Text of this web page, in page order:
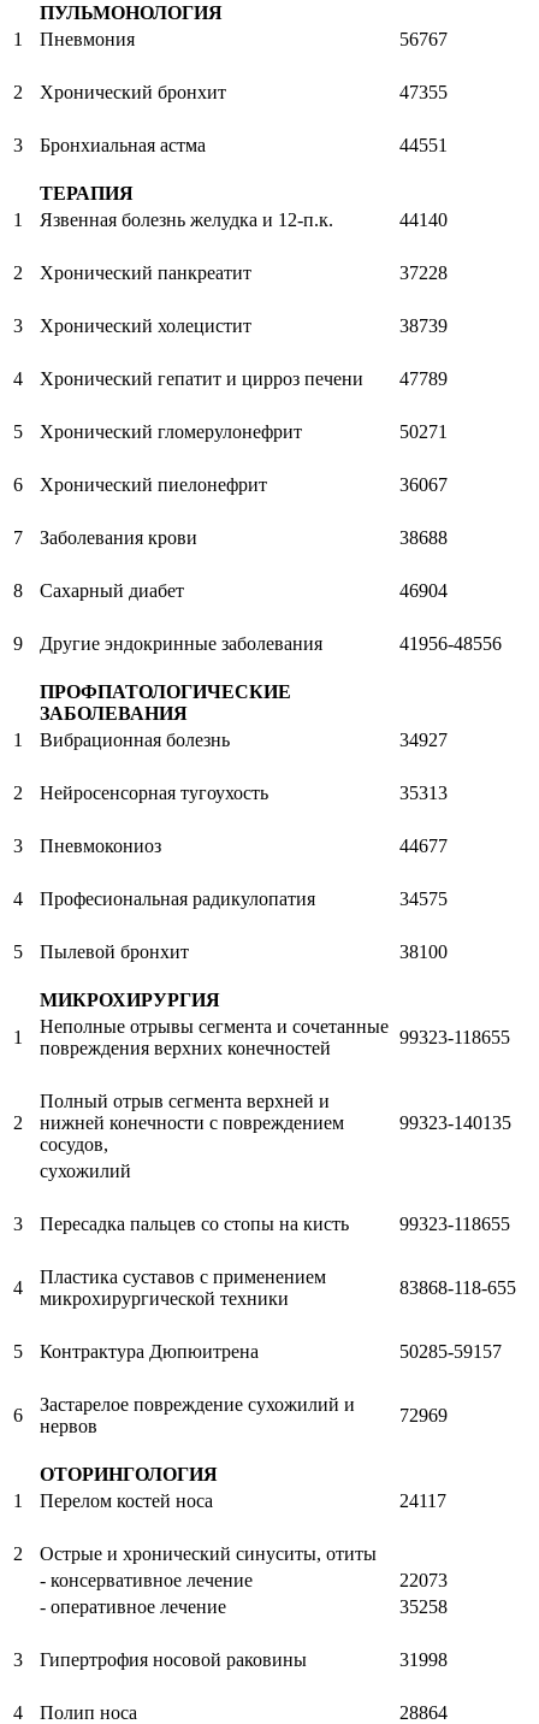
ПУЛЬМОНОЛОГИЯ
1
Пневмония 56767
2 Хронический бронхит 47355
3 Бронхиальная астма 44551
ТЕРАПИЯ
1
Язвенная болезнь желудка и 12-п.к. 44140
2 Хронический панкреатит 37228
3 Хронический холецистит 38739
4 Хронический гепатит и цирроз печени 47789
5 Хронический гломерулонефрит 50271
6 Хронический пиелонефрит 36067
7 Заболевания крови 38688
8 Сахарный диабет 46904
9 Другие эндокринные заболевания 41956-48556
ПРОФПАТОЛОГИЧЕСКИЕ
ЗАБОЛЕВАНИЯ
1
Вибрационная болезнь 34927
2 Нейросенсорная тугоухость 35313
3 Пневмокониоз 44677
4 Професиональная радикулопатия 34575
5 Пылевой бронхит 38100
МИКРОХИРУРГИЯ
1
Неполные отрывы сегмента и сочетанные
повреждения верхних конечностей
99323-118655
2
Полный отрыв сегмента верхней и
нижней конечности с повреждением
сосудов,
99323-140135
сухожилий
3 Пересадка пальцев со стопы на кисть 99323-118655
4
Пластика суставов с применением
микрохирургической техники
83868-118-655
5 Контрактура Дюпюитрена 50285-59157
6
Застарелое повреждение сухожилий и
нервов
72969
ОТОРИНГОЛОГИЯ
1
Перелом костей носа 24117
2
Острые и хронический синуситы, отиты
- консервативное лечение
22073
- оперативное лечение
35258
3 Гипертрофия носовой раковины 31998
4 Полип носа 28864